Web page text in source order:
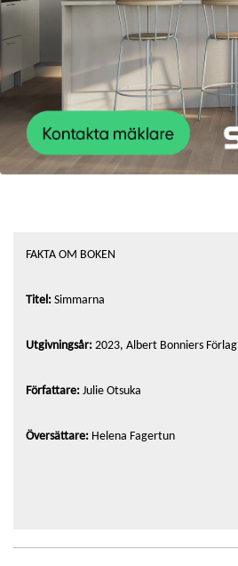
FAKTA OM BOKEN
Titel:Simmarna
Utgivningsår:2023, Albert Bonniers Förlag
Författare:Julie Otsuka
Översättare: Helena Fagertun